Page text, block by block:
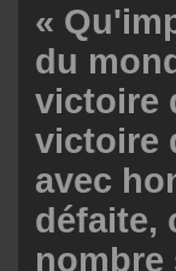
«
du
victoire
victoire
avec
défaite,
nombre